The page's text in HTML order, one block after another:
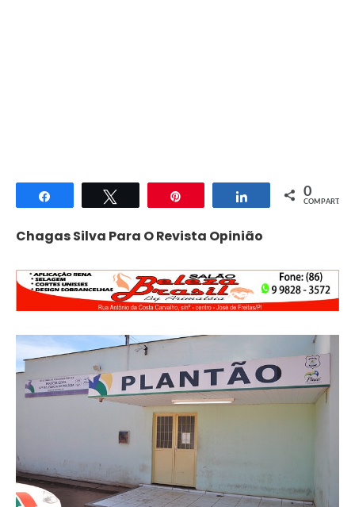
Compartilhar Compartilhar
0
COMPART.
Chagas Silva Para O Revista Opinião